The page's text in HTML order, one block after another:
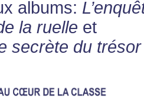
albums:
la ruelle et
secrète du trésor